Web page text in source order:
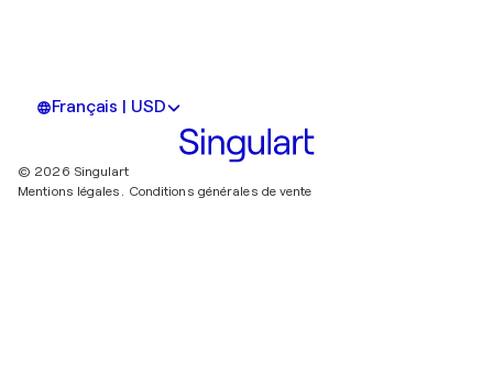
Français | USD
© 2026 Singulart
Mentions légales. Conditions générales de vente